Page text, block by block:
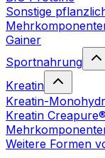
Sonstige
Gainer
Sportnahrung
Kreatin
Kreatin-
Kreatin Creapure®
Weitere Formen